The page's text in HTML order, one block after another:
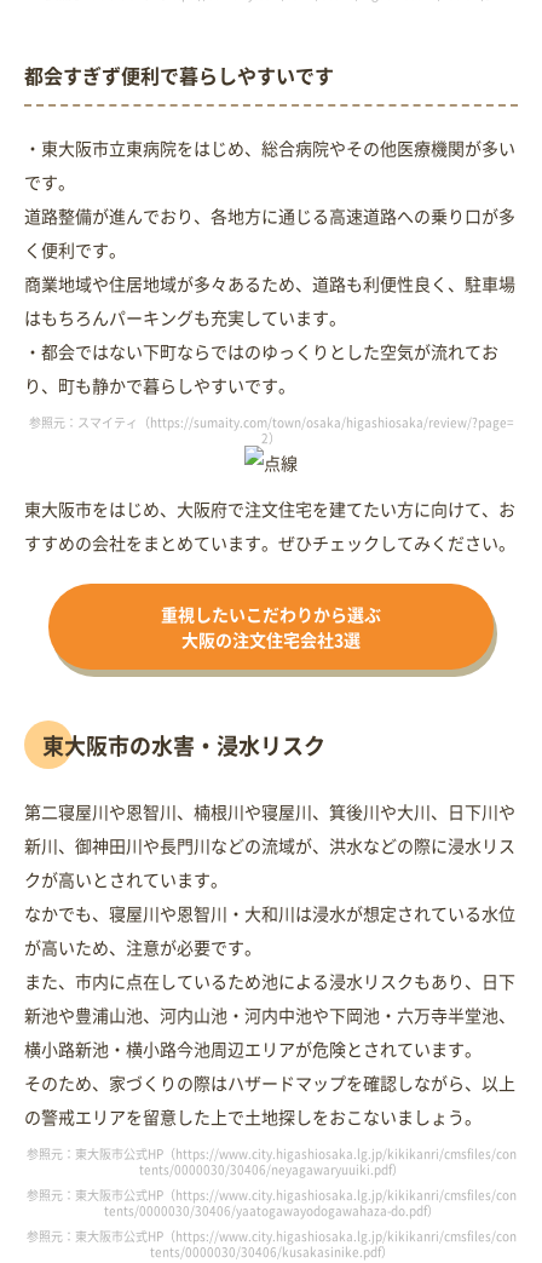
都会すぎず便利で暮らしやすいです
・東大阪市立東病院をはじめ、総合病院やその他医療機関が多い
です。
道路整備が進んでおり、各地方に通じる高速道路への乗り口が多
く便利です。
商業地域や住居地域が多々あるため、道路も利便性良く、駐車場
はもちろんパーキングも充実しています。
・都会ではない下町ならではのゆっくりとした空気が流れてお
り、町も静かで暮らしやすいです。
参照元：スマイティ（https://sumaity.com/town/osaka/higashiosaka/review/?page=
2）
東大阪市をはじめ、大阪府で注文住宅を建てたい方に向けて、お
すすめの会社をまとめています。ぜひチェックしてみください。
重視したいこだわりから選ぶ
大阪の注文住宅会社3選
東大阪市の水害・浸水リスク
第二寝屋川や恩智川、楠根川や寝屋川、箕後川や大川、日下川や
新川、御神田川や長門川などの流域が、洪水などの際に浸水リス
クが高いとされています。
なかでも、寝屋川や恩智川・大和川は浸水が想定されている水位
が高いため、注意が必要です。
また、市内に点在しているため池による浸水リスクもあり、日下
新池や豊浦山池、河内山池・河内中池や下岡池・六万寺半堂池、
横小路新池・横小路今池周辺エリアが危険とされています。
そのため、家づくりの際はハザードマップを確認しながら、以上
の警戒エリアを留意した上で土地探しをおこないましょう。
参照元：東大阪市公式HP（https://www.city.higashiosaka.lg.jp/kikikanri/cmsfiles/con
tents/0000030/30406/neyagawaryuuiki.pdf）
参照元：東大阪市公式HP（https://www.city.higashiosaka.lg.jp/kikikanri/cmsfiles/con
tents/0000030/30406/yaatogawayodogawahaza-do.pdf）
参照元：東大阪市公式HP（https://www.city.higashiosaka.lg.jp/kikikanri/cmsfiles/con
tents/0000030/30406/kusakasinike.pdf）